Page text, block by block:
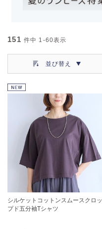
151 件中 1-60表示
並び替え
シルケットコットンスムースクロッ
プド五分袖Tシャツ